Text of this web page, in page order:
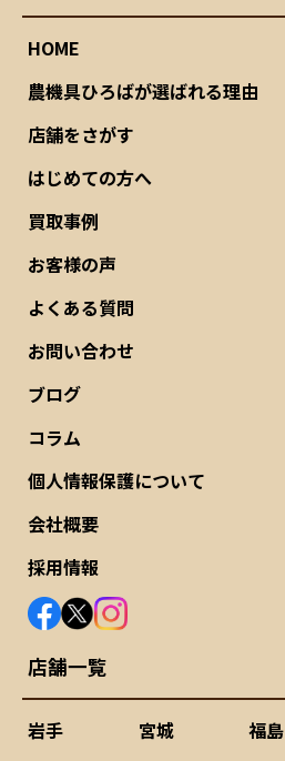
HOME
農機具ひろばが選ばれる理由
店舗をさがす
はじめての方へ
買取事例
お客様の声
よくある質問
お問い合わせ
ブログ
コラム
個人情報保護について
会社概要
採用情報
店舗一覧
岩手 宮城 福島